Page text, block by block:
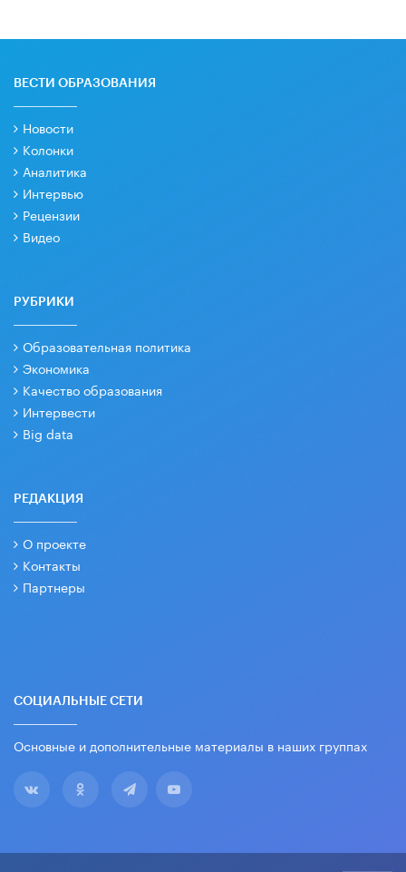
ВЕСТИ ОБРАЗОВАНИЯ
Новости
Колонки
Аналитика
Интервью
Рецензии
Видео
РУБРИКИ
Образовательная политика
Экономика
Качество образования
Интервести
Big data
РЕДАКЦИЯ
О проекте
Контакты
Партнеры
СОЦИАЛЬНЫЕ СЕТИ
Основные и дополнительные материалы в наших группах